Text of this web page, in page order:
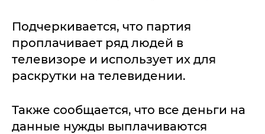
Подчеркивается, что партия
проплачивает ряд людей в
телевизоре и использует их для
раскрутки на телевидении.
Также сообщается, что все деньги на
данные нужды выплачиваются